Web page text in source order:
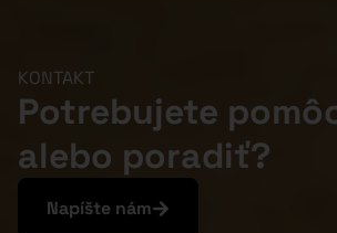
KONTAKT
Potrebujete
alebo poradiť?
Napíšte nám